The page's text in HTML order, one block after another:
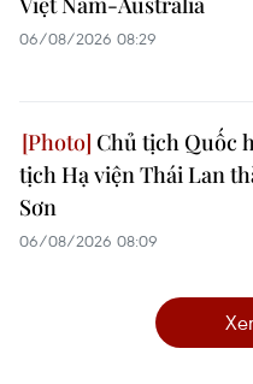
06/08/2026 08:29
Chủ tịch Quốc
tịch Hạ viện Thái Lan
Sơn
06/08/2026 08:09